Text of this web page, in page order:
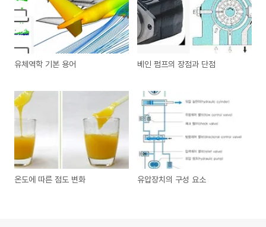
유체역학 기본 용어 베인 펌프의 장점과 단점
온도에 따른 점도 변화 유압장치의 구성 요소